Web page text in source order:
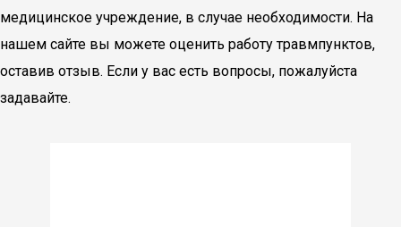
медицинское учреждение, в случае необходимости. На
нашем сайте вы можете оценить работу травмпунктов,
оставив отзыв. Если у вас есть вопросы, пожалуйста
задавайте.